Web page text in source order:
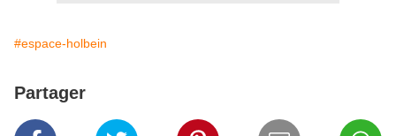
#espace-holbein
Partager